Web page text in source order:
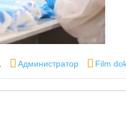
Author
Администратор Film